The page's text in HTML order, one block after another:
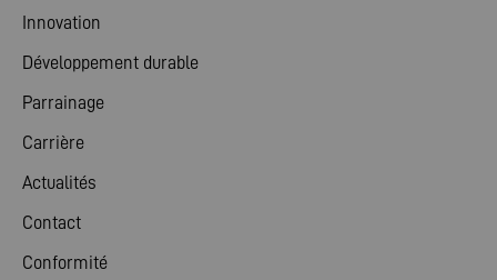
Innovation
Développement durable
Parrainage
Carrière
Actualités
Contact
Conformité